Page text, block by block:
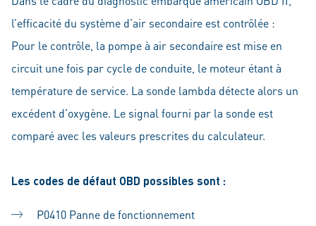
l’efficacité du système d’air secondaire est contrôlée :
Pour le contrôle, la pompe à air secondaire est mise en
circuit une fois par cycle de conduite, le moteur étant à
température de service. La sonde lambda détecte alors un
excédent d’oxygène. Le signal fourni par la sonde est
comparé avec les valeurs prescrites du calculateur.
Les codes de défaut OBD possibles sont :
P0410 Panne de fonctionnement